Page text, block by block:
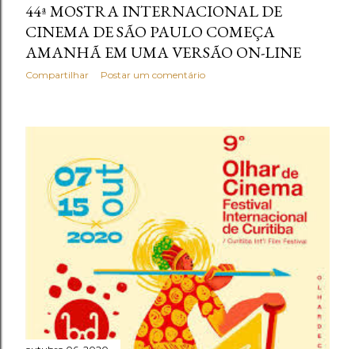
44ª MOSTRA INTERNACIONAL DE
CINEMA DE SÃO PAULO COMEÇA
AMANHÃ EM UMA VERSÃO ON-LINE
Compartilhar Postar um comentário